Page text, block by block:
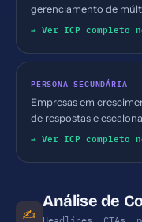
gerenciamento de
chat). Faixa etária não
→ Ver ICP completo
PERSONA SECUNDÁRIA
Empresas em
de respostas e
→ Ver ICP completo
✍️
Análise de